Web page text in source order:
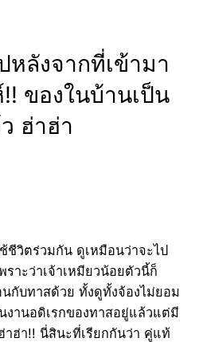
หลังจากที่เข้ามา
ของในบ้านเป็น
ฮ่าฮ่า
ชีวิตร่วมกัน ดูเหมือนว่าจะไป
าะว่าเจ้าเหมียวน้อยตัวนี้ก็
กับทาสด้วย ทั้งดูทั้งจ้องไม่ยอม
งานอดิเรกของทาสอยู่แล้วแต่มี
าฮ่า!! นี่สินะที่เรียกกันว่า คู่แท้